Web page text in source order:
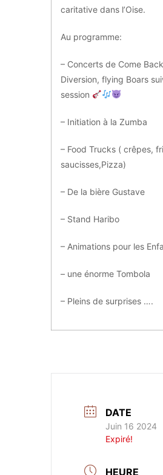
caritative dans l’Oise.
Au programme:
– Concerts de Come
Diversion, flying Boars
session
– Initiation à la Zumba
– Food Trucks ( crêpes,
saucisses,Pizza)
– De la bière Gustave
– Stand Haribo
– Animations pour les
– une énorme Tombola
– Pleins de surprises ….
DATE
Juin 16 2024
Expiré!
HEURE